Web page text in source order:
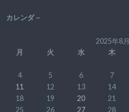
カレンダ－
2025年8月
月
火 水 木
4
5 6 7
11
12 13 14
18
19 20 21
25
26 27 28